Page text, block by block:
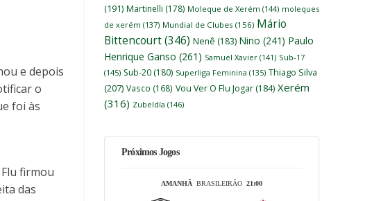
e depois
o
foi às
firmou
das
(191) Martinelli (178) Moleque de Xerém (144) moleques
de xerém (137) Mundial de Clubes (156) Mário
Bittencourt(346) Nenê (183) Nino (241) Paulo
Henrique Ganso (261) Samuel Xavier (141) Sub-17
(145) Sub-20 (180) Superliga Feminina (135) Thiago Silva
(207) Vasco (168) Vou Ver O Flu Jogar (184) Xerém
(316) Zubeldía (146)
Próximos Jogos
AMANHÃ BRASILEIRÃO 21:00